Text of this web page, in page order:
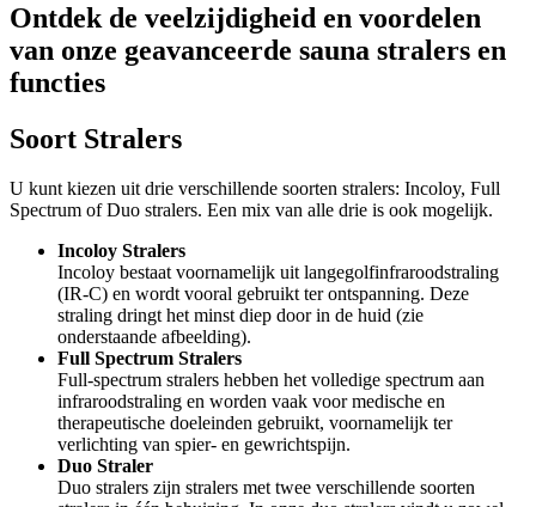
Ontdek de veelzijdigheid en voordelen
van onze geavanceerde sauna stralers en
functies
Soort Stralers
U kunt kiezen uit drie verschillende soorten stralers: Incoloy, Full
Spectrum of Duo stralers. Een mix van alle drie is ook mogelijk.
Incoloy Stralers
Incoloy bestaat voornamelijk uit langegolfinfraroodstraling
(IR-C) en wordt vooral gebruikt ter ontspanning. Deze
straling dringt het minst diep door in de huid (zie
onderstaande afbeelding).
Full Spectrum Stralers
Full-spectrum stralers hebben het volledige spectrum aan
infraroodstraling en worden vaak voor medische en
therapeutische doeleinden gebruikt, voornamelijk ter
verlichting van spier- en gewrichtspijn.
Duo Straler
Duo stralers zijn stralers met twee verschillende soorten